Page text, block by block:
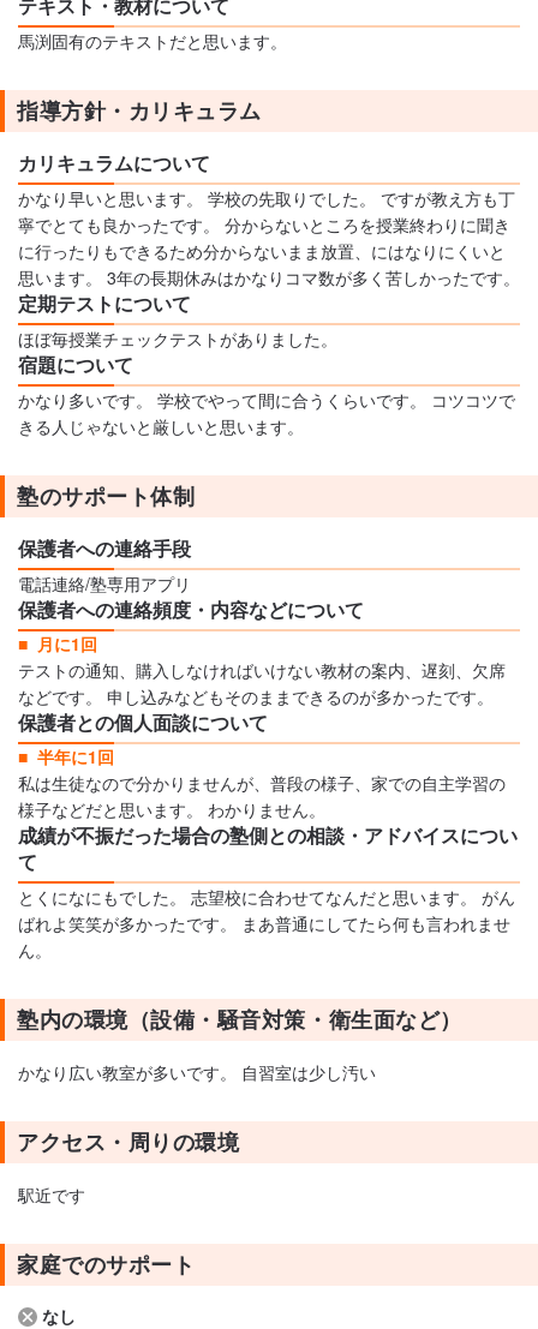
馬渕固有のテキストだと思います。
指導方針・カリキュラム
カリキュラムについて
かなり早いと思います。 学校の先取りでした。 ですが教え方も丁
寧でとても良かったです。 分からないところを授業終わりに聞き
に行ったりもできるため分からないまま放置、にはなりにくいと
思います。 3年の長期休みはかなりコマ数が多く苦しかったです。
定期テストについて
ほぼ毎授業チェックテストがありました。
宿題について
かなり多いです。 学校でやって間に合うくらいです。 コツコツで
きる人じゃないと厳しいと思います。
塾のサポート体制
保護者への連絡手段
電話連絡/塾専用アプリ
保護者への連絡頻度・内容などについて
月に1回
テストの通知、購入しなければいけない教材の案内、遅刻、欠席
などです。 申し込みなどもそのままできるのが多かったです。
保護者との個人面談について
半年に1回
私は生徒なので分かりませんが、普段の様子、家での自主学習の
様子などだと思います。 わかりません。
成績が不振だった場合の塾側との相談・アドバイスについ
て
とくになにもでした。 志望校に合わせてなんだと思います。 がん
ばれよ笑笑が多かったです。 まあ普通にしてたら何も言われませ
ん。
塾内の環境（設備・騒音対策・衛生面など）
かなり広い教室が多いです。 自習室は少し汚い
アクセス・周りの環境
駅近です
家庭でのサポート
なし